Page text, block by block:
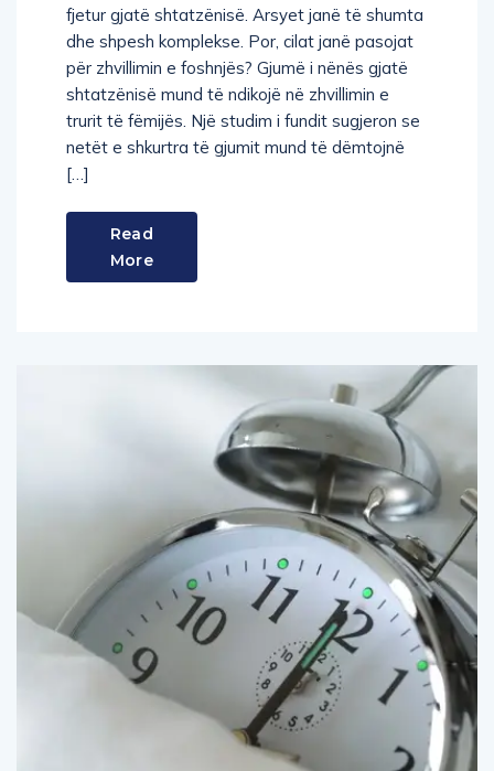
fjetur gjatë shtatzënisë. Arsyet janë të shumta
dhe shpesh komplekse. Por, cilat janë pasojat
për zhvillimin e foshnjës? Gjumë i nënës gjatë
shtatzënisë mund të ndikojë në zhvillimin e
trurit të fëmijës. Një studim i fundit sugjeron se
netët e shkurtra të gjumit mund të dëmtojnë
[…]
Read
More